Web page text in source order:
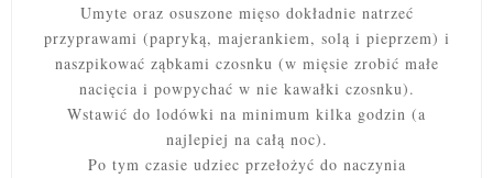
Umyte oraz osuszone mięso dokładnie natrzeć
przyprawami (papryką, majerankiem, solą i pieprzem) i
naszpikować ząbkami czosnku (w mięsie zrobić małe
nacięcia i powpychać w nie kawałki czosnku).
Wstawić do lodówki na minimum kilka godzin (a
najlepiej na całą noc).
Po tym czasie udziec przełożyć do naczynia